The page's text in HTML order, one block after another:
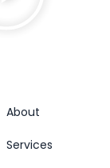
About
Services